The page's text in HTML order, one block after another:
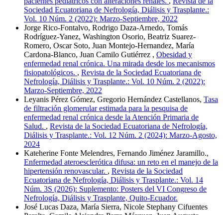
Sociedad Ecuatoriana de Nefrología, Diálisis y Trasplante.:
Vol. 10 Núm. 2 (2022): Marzo-Septiembre, 2022
Jorge Rico-Fontalvo, Rodrigo Daza-Arnedo, Tomás
Rodríguez-Yanez, Washington Osorio, Beatriz Suarez-
Romero, Oscar Soto, Juan Montejo-Hernandez, María
Cardona-Blanco, Juan Camilo Gutiérrez , Obesidad y
enfermedad renal crónica. Una mirada desde los mecanismos
fisiopatológicos. , Revista de la Sociedad Ecuatoriana de
Nefrología, Diálisis y Trasplante.: Vol. 10 Núm. 2 (2022):
Marzo-Septiembre, 2022
Leyanis Pérez Gómez, Gregorio Hernández Castellanos, Tasa
de filtración glomerular estimada para la pesquisa de
enfermedad renal crónica desde la Atención Primaria de
Salud. , Revista de la Sociedad Ecuatoriana de Nefrología,
Diálisis y Trasplante.: Vol. 12 Núm. 2 (2024): Marzo-Agosto,
2024
Kateherine Fonte Melendres, Fernando Jiménez Jaramillo.,
Enfermedad ateroesclerótica difusa: un reto en el manejo de la
hipertensión renovascular. , Revista de la Sociedad
Ecuatoriana de Nefrología, Diálisis y Trasplante.: Vol. 14
Núm. 3S (2026): Suplemento: Posters del VI Congreso de
Nefrología, Diálisis y Trasplante, Quito-Ecuador.
José Lucas Daza, María Sierra, Nicole Stephany Cifuentes